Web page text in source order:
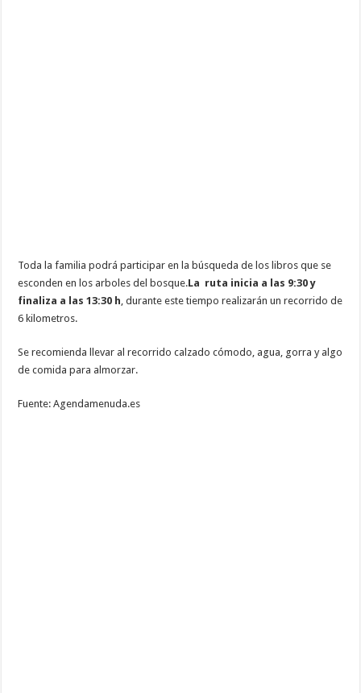
Toda la familia podrá participar en la búsqueda de los libros que se
esconden en los arboles del bosque.La ruta inicia a las 9:30 y
finaliza a las 13:30 h , durante este tiempo realizarán un recorrido de
6 kilometros.
Se recomienda llevar al recorrido calzado cómodo, agua, gorra y algo
de comida para almorzar.
Fuente: Agendamenuda.es